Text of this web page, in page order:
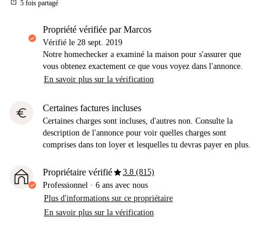
5 fois partagé
propriété vérifiée par Marcos
Vérifié le 28 sept. 2019
Notre homechecker a examiné la maison pour s'assurer que
vous obtenez exactement ce que vous voyez dans l'annonce.
En savoir plus sur la vérification
euro Certaines factures incluses
Certaines charges sont incluses, d'autres non. Consulte la
description de l'annonce pour voir quelles charges sont
comprises dans ton loyer et lesquelles tu devras payer en plus.
Propriétaire vérifiéstar3.8 (815)
Professionnel · 6 ans avec nous
Plus d'informations sur ce propriétaire
En savoir plus sur la vérification